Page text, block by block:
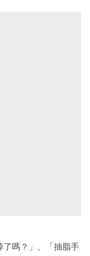
了嗎？」、「抽脂手